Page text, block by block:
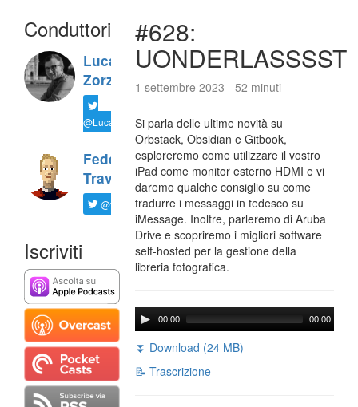
Conduttori
Luca
Zorzi
@LucaTNT
Federico
Travaini
@ftrava
Iscriviti
#628:
UONDERLASSSST
1 settembre 2023 - 52 minuti
Si parla delle ultime novità su
Orbstack, Obsidian e Gitbook,
esploreremo come utilizzare il vostro
iPad come monitor esterno HDMI e vi
daremo qualche consiglio su come
tradurre i messaggi in tedesco su
iMessage. Inoltre, parleremo di Aruba
Drive e scopriremo i migliori software
self-hosted per la gestione della
libreria fotografica.
00:00 00:00
⏬ Download (24 MB)
📝 Trascrizione